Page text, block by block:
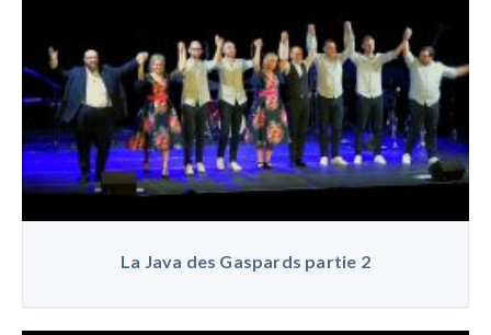
La Java des Gaspards partie 2